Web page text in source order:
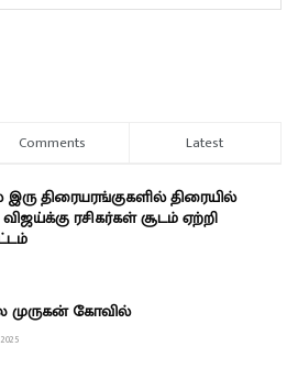
Comments Latest
இரு திரையரங்குகளில் திரையில்
ரசிகர்கள் சூடம் ஏற்றி
கோவில்